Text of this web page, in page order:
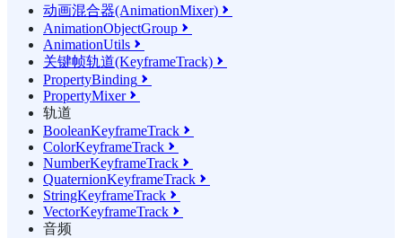
动画混合器(AnimationMixer) 
AnimationObjectGroup 
AnimationUtils 
关键帧轨道(KeyframeTrack) 
PropertyBinding 
PropertyMixer
轨道
BooleanKeyframeTrack 
ColorKeyframeTrack 
NumberKeyframeTrack 
QuaternionKeyframeTrack 
StringKeyframeTrack 
VectorKeyframeTrack 
音频